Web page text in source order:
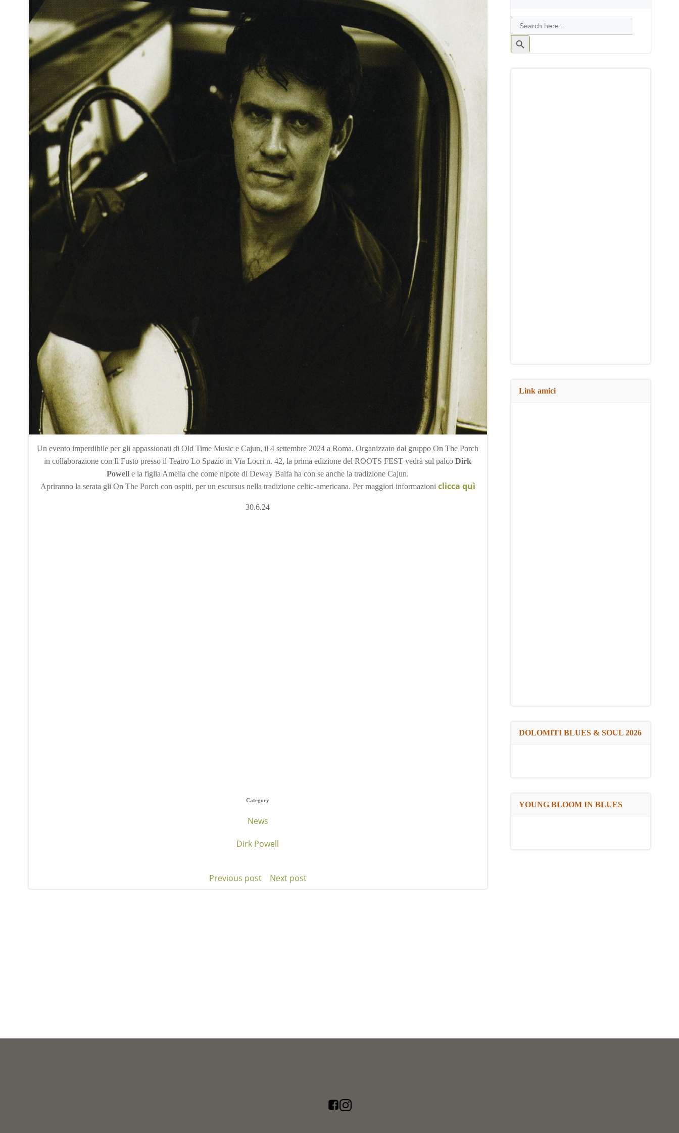
Un evento imperdibile per gli appassionati di Old Time Music e Cajun, il 4 settembre 2024 a Roma. Organizzato dal gruppo On The Porch
in collaborazione con Il Fusto presso il Teatro Lo Spazio in Via Locri n. 42, la prima edizione del ROOTS FEST vedrà sul palcoDirk
Powell e la figlia Amelia che come nipote di Deway Balfa ha con se anche la tradizione Cajun.
Apriranno la serata gli On The Porch con ospiti, per un escursus nella tradizione celtic-americana. Per maggiori informazioni clicca quì
30.6.24
Category
News
Dirk Powell
Post
Previous post
Post
Next post
Search
for:
Search
Button
Link amici
DOLOMITI BLUES & SOUL 2026
YOUNG BLOOM IN BLUES